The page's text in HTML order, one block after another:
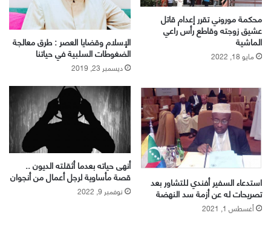
محكمة موروني تقرر إعدام قاتل
عشيق زوجته وقاطع رأس راعي
الماشية
مايو 18, 2022
الإسلام وقضايا العصر : طرق معالجة
الضغوطات السلبية في حياتنا
ديسمبر 23, 2019
استدعاء السفير أفندي للتشاور بعد
تصريحات له عن أزمة سد النهضة
أغسطس 1, 2021
أنهى حياته بعدما أثقلته الديون ..
قصة مأساوية لرجل أعمال من أنجوان
نوفمبر 9, 2022